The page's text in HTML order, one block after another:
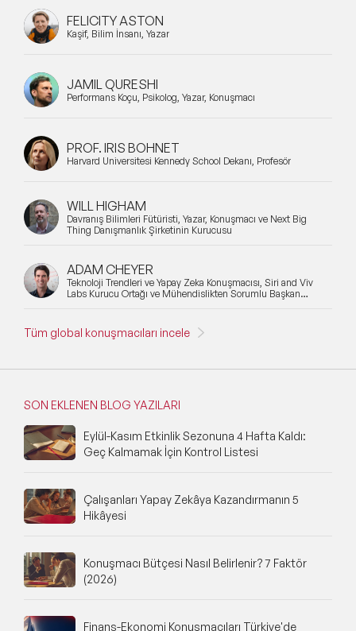
FELICITY ASTON
Kaşif, Bilim İnsanı, Yazar
JAMIL QURESHI
Performans Koçu, Psikolog, Yazar, Konuşmacı
PROF. IRIS BOHNET
Harvard Üniversitesi Kennedy School Dekanı, Profesör
WILL HIGHAM
Davranış Bilimleri Fütüristi, Yazar, Konuşmacı ve Next Big
Thing Danışmanlık Şirketinin Kurucusu
ADAM CHEYER
Teknoloji Trendleri ve Yapay Zeka Konuşmacısı, Siri and Viv
Labs Kurucu Ortağı ve Mühendislikten Sorumlu Başkan
Tüm global konuşmacıları incele
SON EKLENEN BLOG YAZILARI
Eylül-Kasım Etkinlik Sezonuna 4 Hafta Kaldı:
Geç Kalmamak İçin Kontrol Listesi
Çalışanları Yapay Zekâya Kazandırmanın 5
Hikâyesi
Konuşmacı Bütçesi Nasıl Belirlenir? 7 Faktör
(2026)
Finans-Ekonomi Konuşmacıları Türkiye'de